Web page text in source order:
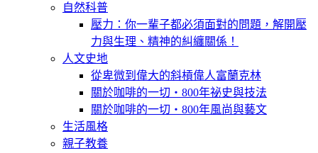
自然科普
壓力：你一輩子都必須面對的問題，解開壓
力與生理、精神的糾纏關係！
人文史地
從卑微到偉大的斜槓偉人富蘭克林
關於咖啡的一切‧800年祕史與技法
關於咖啡的一切‧800年風尚與藝文
生活風格
親子教養